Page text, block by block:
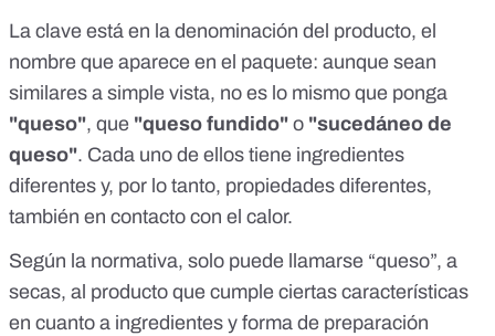
La clave está en la denominación del producto, el
nombre que aparece en el paquete: aunque sean
similares a simple vista, no es lo mismo que ponga
"queso", que "queso fundido" o "sucedáneo de
queso". Cada uno de ellos tiene ingredientes
diferentes y, por lo tanto, propiedades diferentes,
también en contacto con el calor.
Según la normativa, solo puede llamarse “queso”, a
secas, al producto que cumple ciertas características
en cuanto a ingredientes y forma de preparación